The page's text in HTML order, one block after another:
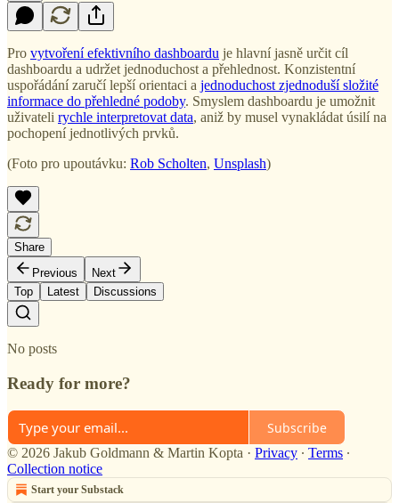
Pro vytvoření efektivního dashboardu je hlavní jasně určit cíl
dashboardu a udržet jednoduchost a přehlednost. Konzistentní
uspořádání zaručí lepší orientaci a jednoduchost zjednoduší složité
informace do přehledné podoby. Smyslem dashboardu je umožnit
uživateli rychle interpretovat data, aniž by musel vynakládat úsilí na
pochopení jednotlivých prvků.
(Foto pro upoutávku: Rob Scholten, Unsplash)
Share
Previous
Next
Top
Latest Discussions
No posts
Ready for more?
Subscribe
© 2026 Jakub Goldmann & Martin Kopta · Privacy ∙ Terms ∙
Collection notice
Start your Substack